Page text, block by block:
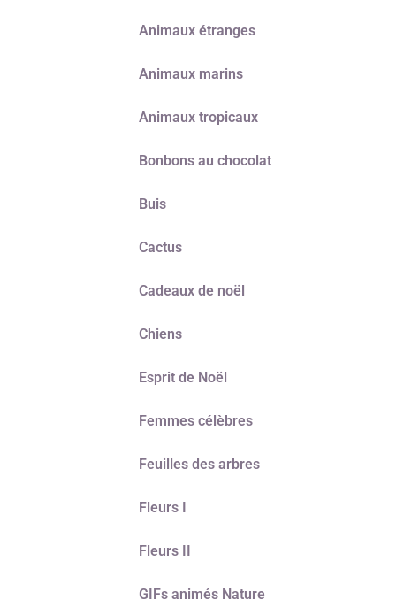
Animaux étranges
Animaux marins
Animaux tropicaux
Bonbons au chocolat
Buis
Cactus
Cadeaux de noël
Chiens
Esprit de Noël
Femmes célèbres
Feuilles des arbres
Fleurs I
Fleurs II
GIFs animés Nature